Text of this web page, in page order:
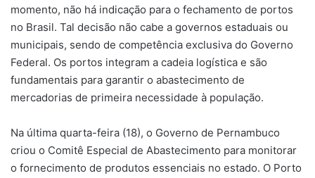
momento, não há indicação para o fechamento de portos
no Brasil. Tal decisão não cabe a governos estaduais ou
municipais, sendo de competência exclusiva do Governo
Federal. Os portos integram a cadeia logística e são
fundamentais para garantir o abastecimento de
mercadorias de primeira necessidade à população.
Na última quarta-feira (18), o Governo de Pernambuco
criou o Comitê Especial de Abastecimento para monitorar
o fornecimento de produtos essenciais no estado. O Porto